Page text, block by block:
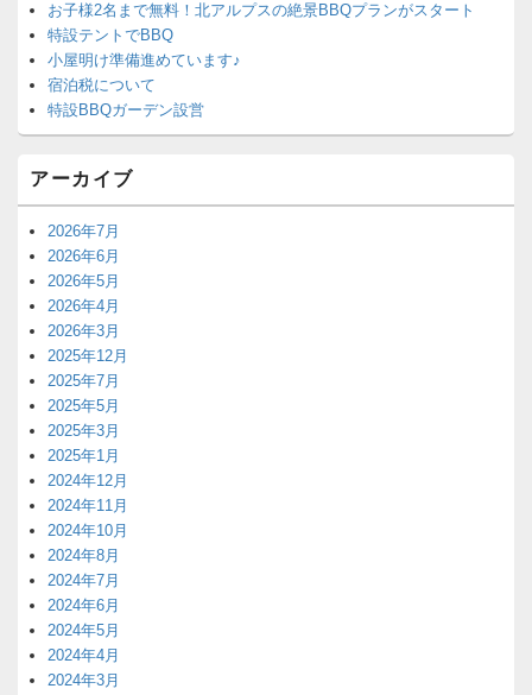
お子様2名まで無料！北アルプスの絶景BBQプランがスタート
特設テントでBBQ
小屋明け準備進めています♪
宿泊税について
特設BBQガーデン設営
アーカイブ
2026年7月
2026年6月
2026年5月
2026年4月
2026年3月
2025年12月
2025年7月
2025年5月
2025年3月
2025年1月
2024年12月
2024年11月
2024年10月
2024年8月
2024年7月
2024年6月
2024年5月
2024年4月
2024年3月